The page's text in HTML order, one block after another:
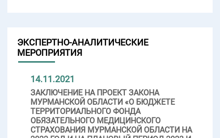
ЭКСПЕРТНО-АНАЛИТИЧЕСКИЕ
МЕРОПРИЯТИЯ
14.11.2021
ЗАКЛЮЧЕНИЕ НА ПРОЕКТ ЗАКОНА
МУРМАНСКОЙ ОБЛАСТИ «О БЮДЖЕТЕ
ТЕРРИТОРИАЛЬНОГО ФОНДА
ОБЯЗАТЕЛЬНОГО МЕДИЦИНСКОГО
СТРАХОВАНИЯ МУРМАНСКОЙ ОБЛАСТИ НА